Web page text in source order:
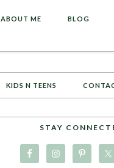
ABOUT ME BLOG
KIDS N TEENS
STAY